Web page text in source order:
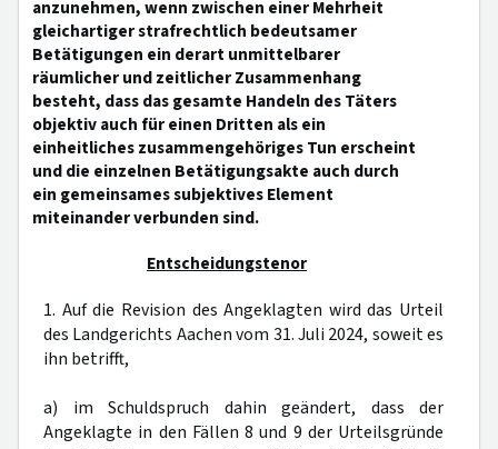
anzunehmen, wenn zwischen einer Mehrheit
gleichartiger strafrechtlich bedeutsamer
Betätigungen ein derart unmittelbarer
räumlicher und zeitlicher Zusammenhang
besteht, dass das gesamte Handeln des Täters
objektiv auch für einen Dritten als ein
einheitliches zusammengehöriges Tun erscheint
und die einzelnen Betätigungsakte auch durch
ein gemeinsames subjektives Element
miteinander verbunden sind.
Entscheidungstenor
1. Auf die Revision des Angeklagten wird das Urteil
des Landgerichts Aachen vom 31. Juli 2024, soweit es
ihn betrifft,
a) im Schuldspruch dahin geändert, dass der
Angeklagte in den Fällen 8 und 9 der Urteilsgründe